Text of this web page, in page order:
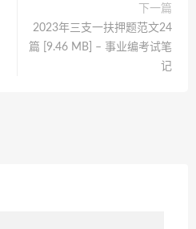
下一篇
2023年三支一扶押题范文24
篇 [9.46 MB] – 事业编考试笔
记